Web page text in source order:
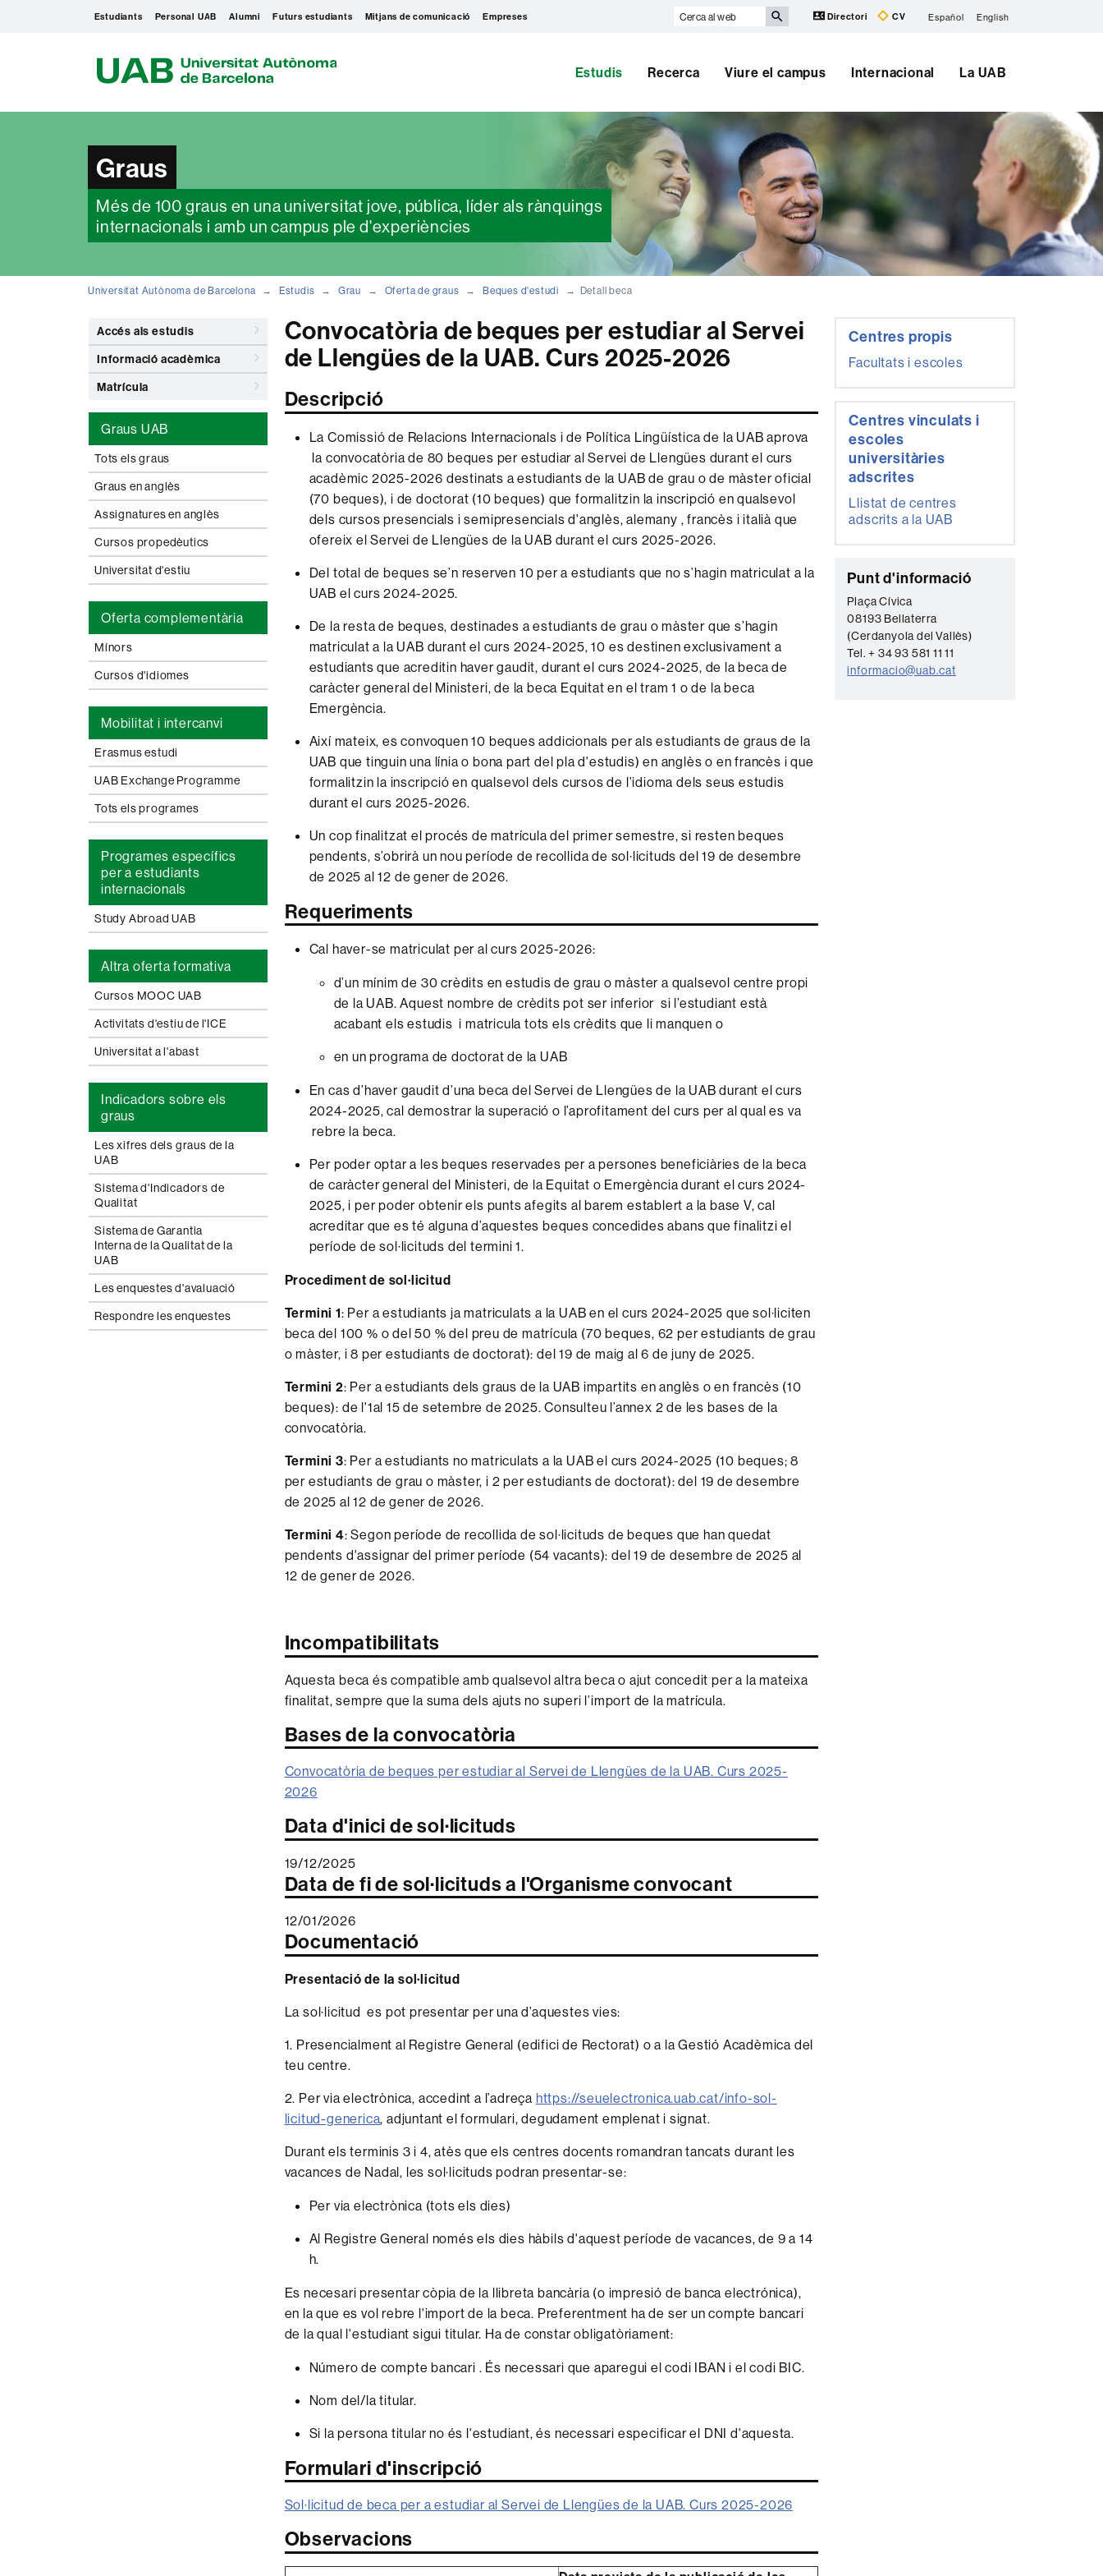
Estudiants Personal UAB Alumni Futurs estudiants Mitjans de comunicació Empreses
Cerca
Directori CV Español English
A
Estudis Recerca Viure el campus Internacional La UAB
Graus
Més de 100 graus en una universitat jove, pública, líder als rànquings
internacionals i amb un campus ple d'experiències
Universitat Autònoma de Barcelona Estudis Grau Oferta de graus Beques d'estudi Detall beca
Accés als estudis
Informació acadèmica
Matrícula
Graus UAB
Tots els graus
Graus en anglès
Assignatures en anglès
Cursos propedèutics
Universitat d'estiu
Oferta complementària
Mínors
Cursos d'idiomes
Mobilitat i intercanvi
Erasmus estudi
UAB Exchange Programme
Tots els programes
Programes específics
per a estudiants
internacionals
Study Abroad UAB
Altra oferta formativa
Cursos MOOC UAB
Activitats d'estiu de l'ICE
Universitat a l'abast
Indicadors sobre els
graus
Les xifres dels graus de la
UAB
Sistema d'Indicadors de
Qualitat
Sistema de Garantia
Interna de la Qualitat de la
UAB
Les enquestes d'avaluació
Respondre les enquestes
Convocatòria de beques per estudiar al Servei
de Llengües de la UAB. Curs 2025-2026
Descripció
La Comissió de Relacions Internacionals i de Política Lingüística de la UAB aprova
la convocatòria de 80 beques per estudiar al Servei de Llengües durant el curs
acadèmic 2025-2026 destinats a estudiants de la UAB de grau o de màster oficial
(70 beques), i de doctorat (10 beques) que formalitzin la inscripció en qualsevol
dels cursos presencials i semipresencials d'anglès, alemany , francès i italià que
ofereix el Servei de Llengües de la UAB durant el curs 2025-2026.
Del total de beques se’n reserven 10 per a estudiants que no s’hagin matriculat a la
UAB el curs 2024-2025.
De la resta de beques, destinades a estudiants de grau o màster que s’hagin
matriculat a la UAB durant el curs 2024-2025, 10 es destinen exclusivament a
estudiants que acreditin haver gaudit, durant el curs 2024-2025, de la beca de
caràcter general del Ministeri, de la beca Equitat en el tram 1 o de la beca
Emergència.
Així mateix, es convoquen 10 beques addicionals per als estudiants de graus de la
UAB que tinguin una línia o bona part del pla d'estudis) en anglès o en francès i que
formalitzin la inscripció en qualsevol dels cursos de l’idioma dels seus estudis
durant el curs 2025-2026.
Un cop finalitzat el procés de matrícula del primer semestre, si resten beques
pendents, s’obrirà un nou període de recollida de sol·licituds del 19 de desembre
de 2025 al 12 de gener de 2026.
Requeriments
Cal haver-se matriculat per al curs 2025-2026:
d’un mínim de 30 crèdits en estudis de grau o màster a qualsevol centre propi
de la UAB. Aquest nombre de crèdits pot ser inferior si l’estudiant està
acabant els estudis i matricula tots els crèdits que li manquen o
en un programa de doctorat de la UAB
En cas d’haver gaudit d’una beca del Servei de Llengües de la UAB durant el curs
2024-2025, cal demostrar la superació o l’aprofitament del curs per al qual es va
rebre la beca.
Per poder optar a les beques reservades per a persones beneficiàries de la beca
de caràcter general del Ministeri, de la Equitat o Emergència durant el curs 2024-
2025, i per poder obtenir els punts afegits al barem establert a la base V, cal
acreditar que es té alguna d’aquestes beques concedides abans que finalitzi el
període de sol·licituds del termini 1.
Procediment de sol·licitud
Termini 1: Per a estudiants ja matriculats a la UAB en el curs 2024-2025 que sol·liciten
beca del 100 % o del 50 % del preu de matrícula (70 beques, 62 per estudiants de grau
o màster, i 8 per estudiants de doctorat): del 19 de maig al 6 de juny de 2025.
Termini 2: Per a estudiants dels graus de la UAB impartits en anglès o en francès (10
beques): de l'1al 15 de setembre de 2025. Consulteu l’annex 2 de les bases de la
convocatòria.
Termini 3: Per a estudiants no matriculats a la UAB el curs 2024-2025 (10 beques; 8
per estudiants de grau o màster, i 2 per estudiants de doctorat): del 19 de desembre
de 2025 al 12 de gener de 2026.
Termini 4: Segon període de recollida de sol·licituds de beques que han quedat
pendents d'assignar del primer període (54 vacants): del 19 de desembre de 2025 al
12 de gener de 2026.
Incompatibilitats
Aquesta beca és compatible amb qualsevol altra beca o ajut concedit per a la mateixa
finalitat,sempre que la suma dels ajuts no superi l’import de la matrícula.
Bases de la convocatòria
Convocatòria de beques per estudiar al Servei de Llengües de la UAB. Curs 2025-
2026
Data d'inici de sol·licituds
19/12/2025
Data de fi de sol·licituds a l'Organisme convocant
12/01/2026
Documentació
Presentació de la sol·licitud
La sol·licitud es pot presentar per una d’aquestes vies:
1. Presencialment al Registre General (edifici de Rectorat) o a la Gestió Acadèmica del
teu centre.
2. Per via electrònica, accedint a l’adreça https://seuelectronica.uab.cat/info-sol-
licitud-generica, adjuntant el formulari, degudament emplenat i signat.
Durant els terminis 3 i 4, atès que els centres docents romandran tancats durant les
vacances de Nadal, les sol·licituds podran presentar-se:
Per via electrònica (tots els dies)
Al Registre General només els dies hàbils d'aquest període de vacances, de 9 a 14
h.
Es necesari presentar còpia de la llibreta bancària (o impresió de banca electrónica),
en la que es vol rebre l'import de la beca. Preferentment ha de ser un compte bancari
de la qual l'estudiant sigui titular. Ha de constar obligatòriament:
Número de compte bancari . És necessari que aparegui el codi IBAN i el codi BIC.
Nom del/la titular.
Si la persona titular no és l'estudiant, és necessari especificar el DNI d'aquesta.
Formulari d'inscripció
Sol·licitud de beca per a estudiar al Servei de Llengües de la UAB. Curs 2025-2026
Observacions
Informació
complementària
Centres propis
Facultats i escoles
Centres vinculats i
escoles
universitàries
adscrites
Llistat de centres
adscrits a la UAB
C
o
n
t
a
Punt d'informació
Plaça Cívica
08193 Bellaterra
(Cerdanyola del Vallès)
Tel. + 34 93 581 11 11
informacio@uab.cat